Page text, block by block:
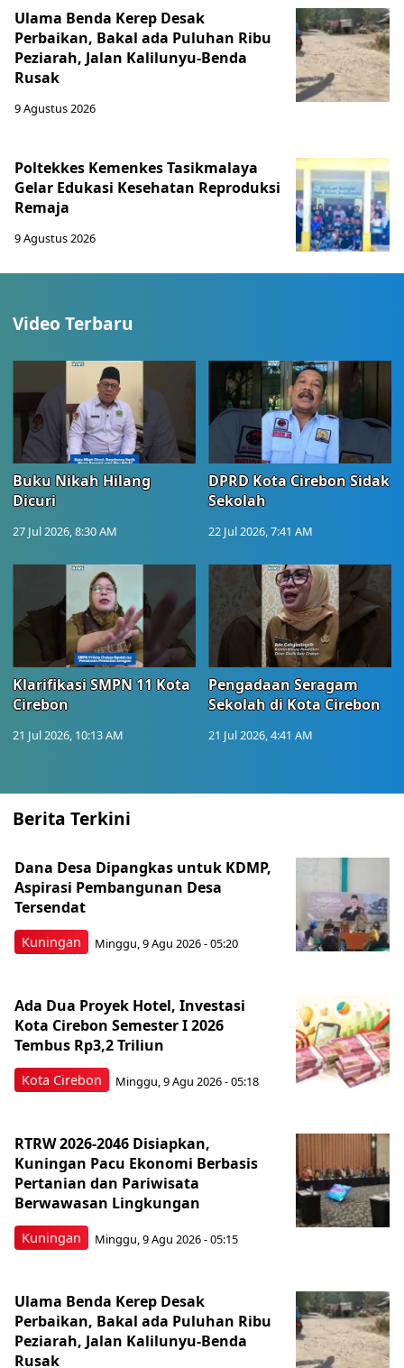
Ulama Benda Kerep Desak
Perbaikan, Bakal ada Puluhan Ribu
Peziarah, Jalan Kalilunyu-Benda
Rusak
9 Agustus 2026
Poltekkes Kemenkes Tasikmalaya
Gelar Edukasi Kesehatan Reproduksi
Remaja
9 Agustus 2026
Video Terbaru
Buku Nikah Hilang
Dicuri
27 Jul 2026, 8:30 AM
DPRD Kota Cirebon Sidak
Sekolah
22 Jul 2026, 7:41 AM
Klarifikasi SMPN 11 Kota
Cirebon
21 Jul 2026, 10:13 AM
Pengadaan Seragam
Sekolah di Kota Cirebon
21 Jul 2026, 4:41 AM
Berita Terkini
Kuningan
Dana Desa Dipangkas untuk KDMP,
Aspirasi Pembangunan Desa
Tersendat
Minggu, 9 Agu 2026 - 05:20
Kota Cirebon
Ada Dua Proyek Hotel, Investasi
Kota Cirebon Semester I 2026
Tembus Rp3,2 Triliun
Minggu, 9 Agu 2026 - 05:18
Kuningan
RTRW 2026-2046 Disiapkan,
Kuningan Pacu Ekonomi Berbasis
Pertanian dan Pariwisata
Berwawasan Lingkungan
Minggu, 9 Agu 2026 - 05:15
Ulama Benda Kerep Desak
Perbaikan, Bakal ada Puluhan Ribu
Peziarah, Jalan Kalilunyu-Benda
Rusak